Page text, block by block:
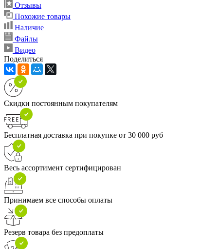
Отзывы
Похожие товары
Наличие
Файлы
Видео
Поделиться
Скидки постоянным покупателям
Бесплатная доставка при покупке от 30 000 руб
Весь ассортимент сертифицирован
Принимаем все способы оплаты
Резерв товара без предоплаты